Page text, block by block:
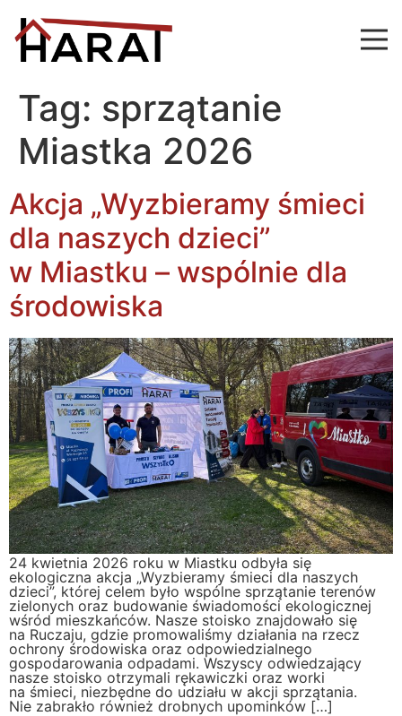
Tag: sprzątanie
Miastka 2026
Akcja „Wyzbieramy śmieci
dla naszych dzieci”
w Miastku – wspólnie dla
środowiska
24 kwietnia 2026 roku w Miastku odbyła się
ekologiczna akcja „Wyzbieramy śmieci dla naszych
dzieci”, której celem było wspólne sprzątanie terenów
zielonych oraz budowanie świadomości ekologicznej
wśród mieszkańców. Nasze stoisko znajdowało się
na Ruczaju, gdzie promowaliśmy działania na rzecz
ochrony środowiska oraz odpowiedzialnego
gospodarowania odpadami. Wszyscy odwiedzający
nasze stoisko otrzymali rękawiczki oraz worki
na śmieci, niezbędne do udziału w akcji sprzątania.
Nie zabrakło również drobnych upominków […]